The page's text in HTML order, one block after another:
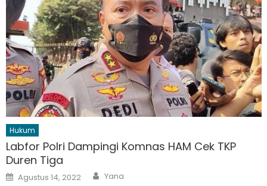
Hukum
Labfor Polri Dampingi Komnas HAM Cek TKP
Duren Tiga
Posted
on
Agustus 14, 2022 Author
Yana